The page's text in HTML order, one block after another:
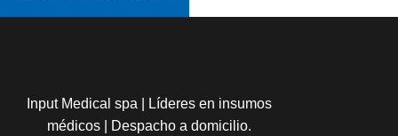
Input Medical spa | Líderes en insumos
médicos | Despacho a domicilio.